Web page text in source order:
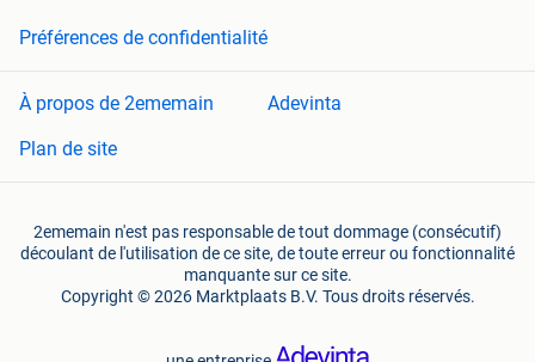
Préférences de confidentialité
À propos de 2ememain
Adevinta
Plan de site
2ememain n'est pas responsable de tout dommage (consécutif)
découlant de l'utilisation de ce site, de toute erreur ou fonctionnalité
manquante sur ce site.
Copyright © 2026 Marktplaats B.V. Tous droits réservés.